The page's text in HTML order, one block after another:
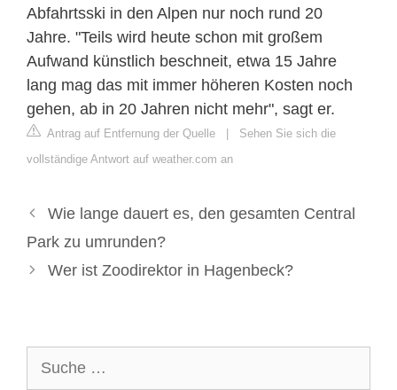
Abfahrtsski in den Alpen nur noch rund 20
Jahre. "Teils wird heute schon mit großem
Aufwand künstlich beschneit, etwa 15 Jahre
lang mag das mit immer höheren Kosten noch
gehen, ab in 20 Jahren nicht mehr", sagt er.
Antrag auf Entfernung der Quelle | Sehen Sie sich die
vollständige Antwort auf weather.com an
Wie lange dauert es, den gesamten Central
Park zu umrunden?
Wer ist Zoodirektor in Hagenbeck?
nach: